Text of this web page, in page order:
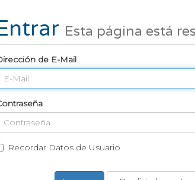
Esta página está
de E-Mail
Recordar Datos de Usuario